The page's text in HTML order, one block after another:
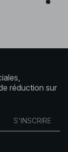
réduction sur
S'INSCRIRE